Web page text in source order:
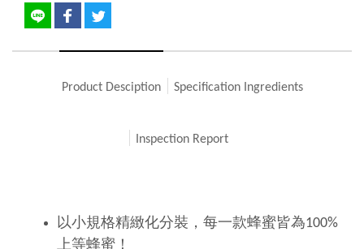
Product Desciption Specification Ingredients
Inspection Report
以小規格精緻化分裝，每一款蜂蜜皆為100%
上等蜂蜜！